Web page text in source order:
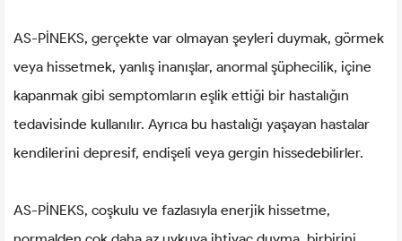
AS-PİNEKS, gerçekte var olmayan şeyleri duymak, görmek
veya hissetmek, yanlış inanışlar, anormal şüphecilik, içine
kapanmak gibi semptomların eşlik ettiği bir hastalığın
tedavisinde kullanılır. Ayrıca bu hastalığı yaşayan hastalar
kendilerini depresif, endişeli veya gergin hissedebilirler.
AS-PİNEKS, coşkulu ve fazlasıyla enerjik hissetme,